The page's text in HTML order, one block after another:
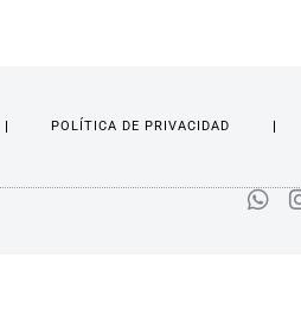
POLÍTICA DE PRIVACIDAD